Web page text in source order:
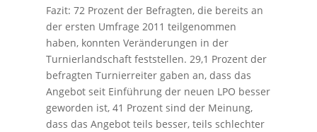
Fazit: 72 Prozent der Befragten, die bereits an
der ersten Umfrage 2011 teilgenommen
haben, konnten Veränderungen in der
Turnierlandschaft feststellen. 29,1 Prozent der
befragten Turnierreiter gaben an, dass das
Angebot seit Einführung der neuen LPO besser
geworden ist, 41 Prozent sind der Meinung,
dass das Angebot teils besser, teils schlechter